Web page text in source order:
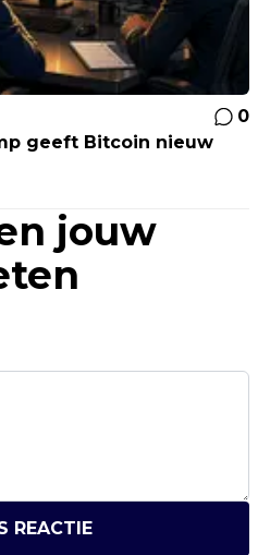
0
geeft Bitcoin nieuw
jouw
REACTIE